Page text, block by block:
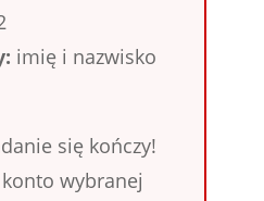
imię i nazwisko
się kończy!
wybranej